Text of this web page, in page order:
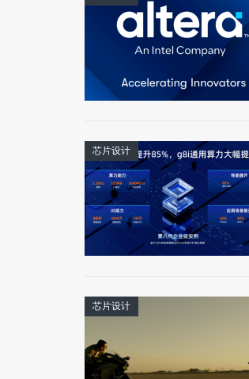
芯片设计
芯片设计